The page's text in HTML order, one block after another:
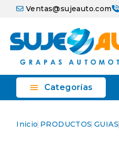
Ventas@sujeauto.com
 Categorías
Inicio PRODUCTOS GUIAS